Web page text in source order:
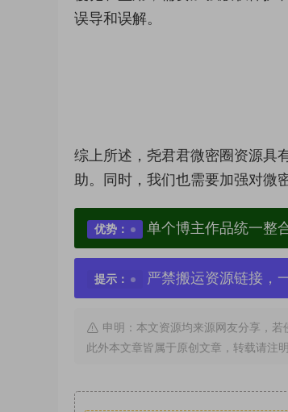
误导和误解。
综上所述，尧君君微密圈资源具
助。同时，我们也需要加强对微
优势： 单个博主作品统一整
提示： 严禁搬运资源链接，
申明：本文资源均来源网友分享，若
此外本文章皆属于原创文章，转载请注